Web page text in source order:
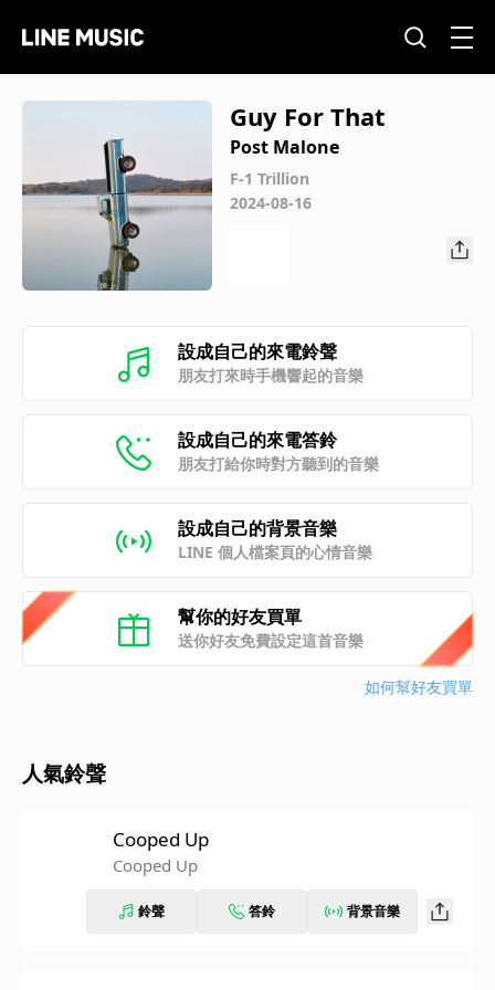
Guy For That
Post Malone
F-1 Trillion
2024-08-16
設成自己的來電鈴聲
朋友打來時手機響起的音樂
設成自己的來電答鈴
朋友打給你時對方聽到的音樂
設成自己的背景音樂
LINE 個人檔案頁的心情音樂
幫你的好友買單
送你好友免費設定這首音樂
如何幫好友買單
人氣鈴聲
Cooped Up
Cooped Up
鈴聲 答鈴 背景音樂